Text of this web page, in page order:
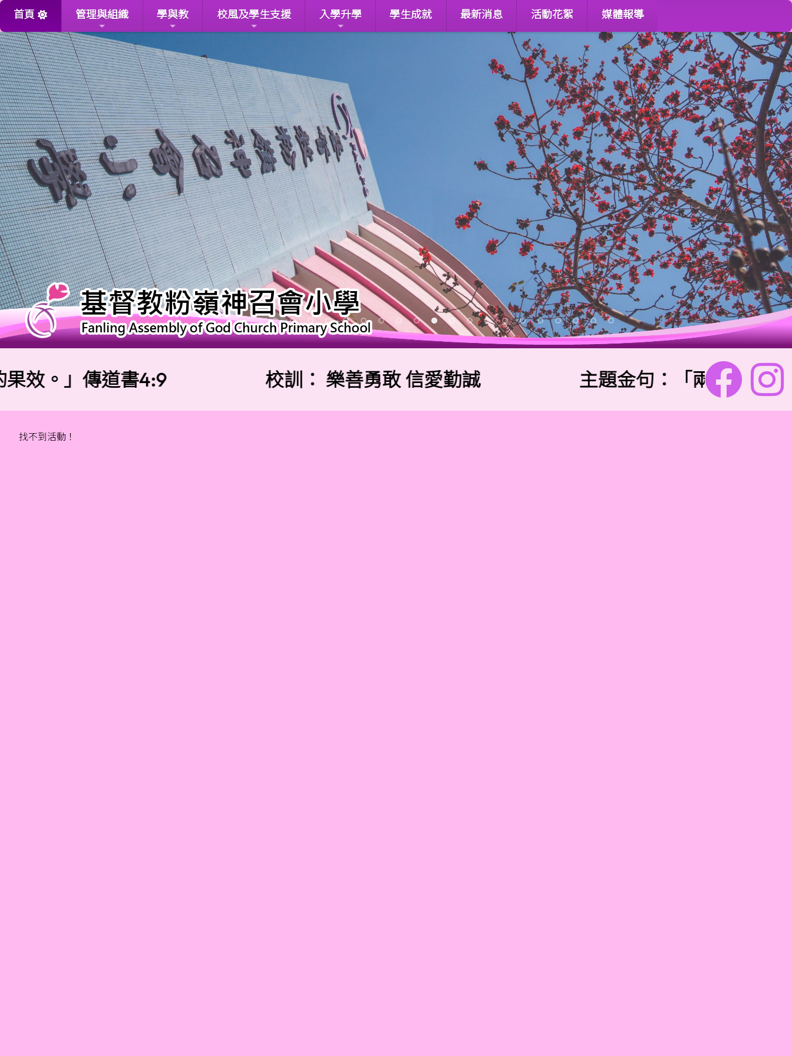
首頁 管理與組織 學與教 校風及學生支援 入學升學 學生成就 最新消息 活動花絮 媒體報導
。」傳道書4:9 校訓：樂善勇敢 信愛勤誠 主題金句：「兩個人總比一
找不到活動！